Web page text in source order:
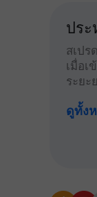
ประ
สเปร
เมื่อ
ระยะ
ดูทั้ง